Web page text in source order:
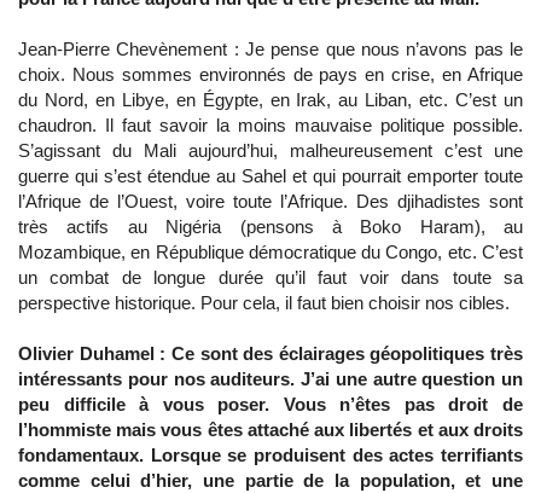
Jean-Pierre Chevènement : Je pense que nous n’avons pas le
choix. Nous sommes environnés de pays en crise, en Afrique
du Nord, en Libye, en Égypte, en Irak, au Liban, etc. C’est un
chaudron. Il faut savoir la moins mauvaise politique possible.
S’agissant du Mali aujourd’hui, malheureusement c’est une
guerre qui s’est étendue au Sahel et qui pourrait emporter toute
l’Afrique de l’Ouest, voire toute l’Afrique. Des djihadistes sont
très actifs au Nigéria (pensons à Boko Haram), au
Mozambique, en République démocratique du Congo, etc. C’est
un combat de longue durée qu’il faut voir dans toute sa
perspective historique. Pour cela, il faut bien choisir nos cibles.
Olivier Duhamel : Ce sont des éclairages géopolitiques très
intéressants pour nos auditeurs. J’ai une autre question un
peu difficile à vous poser. Vous n’êtes pas droit de
l’hommiste mais vous êtes attaché aux libertés et aux droits
fondamentaux. Lorsque se produisent des actes terrifiants
comme celui d’hier, une partie de la population, et une